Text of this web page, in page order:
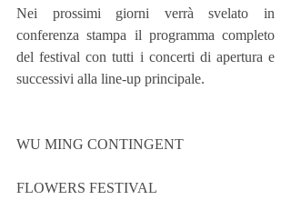
Nei prossimi giorni verrà svelato in
conferenza stampa il programma completo
del festival con tutti i concerti di apertura e
successivi alla line-up principale.
WU MING CONTINGENT
FLOWERS FESTIVAL